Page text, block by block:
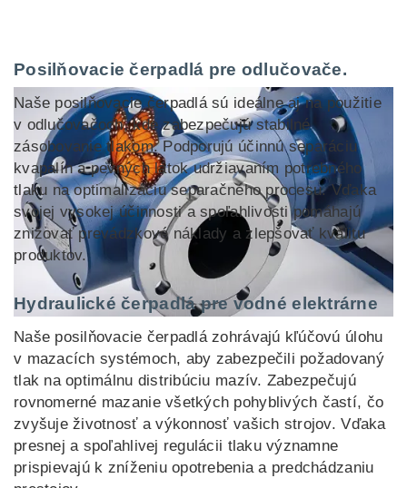
Posilňovacie čerpadlá pre odlučovače.
Naše posilňovacie čerpadlá sú ideálne aj na použitie
v odlučovačoch, kde zabezpečujú stabilné
zásobovanie tlakom. Podporujú účinnú separáciu
kvapalín a pevných látok udržiavaním potrebného
tlaku na optimalizáciu separačného procesu. Vďaka
svojej vysokej účinnosti a spoľahlivosti pomáhajú
znižovať prevádzkové náklady a zlepšovať kvalitu
produktov.
Hydraulické čerpadlá pre vodné elektrárne
Naše posilňovacie čerpadlá zohrávajú kľúčovú úlohu
v mazacích systémoch, aby zabezpečili požadovaný
tlak na optimálnu distribúciu mazív. Zabezpečujú
rovnomerné mazanie všetkých pohyblivých častí, čo
zvyšuje životnosť a výkonnosť vašich strojov. Vďaka
presnej a spoľahlivej regulácii tlaku významne
prispievajú k zníženiu opotrebenia a predchádzaniu